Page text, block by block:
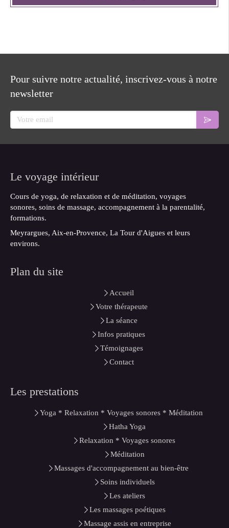
Pour suivre notre actualité, inscrivez-vous à notre
newsletter
Votre email
Le voyage intérieur
Cours de yoga, de relaxation et de méditation, voyages
sonores, soins de massage, accompagnement à la parentalité,
formations.
Meyrargues, Aix-en-Provence, La Tour d'Aigues et leurs
environs.
Plan du site
Accueil
Votre thérapeute
La séance
Infos pratiques
Témoignages
Contact
Les prestations
Yoga * Relaxation * Voyages sonores * Méditation
Hatha Yoga
Relaxation * Voyages sonores
Méditation
Massages d'accompagnement au bien-être
Soins individuels
Les ateliers
Les massages poétiques
Massage assis en entreprise